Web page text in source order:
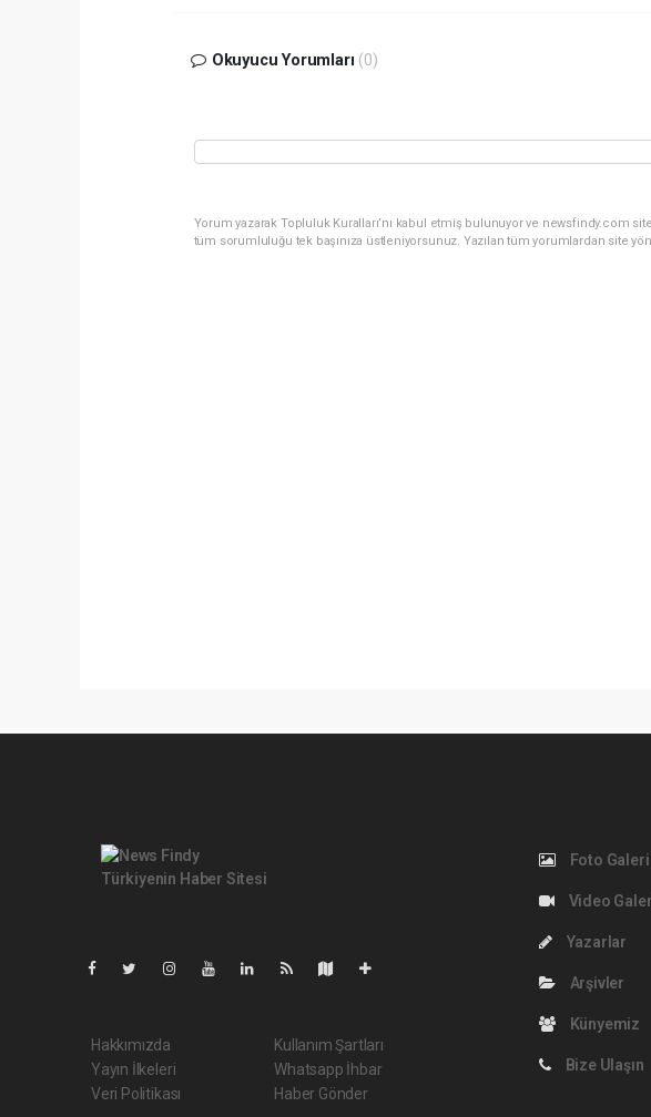
Okuyucu Yorumları (0)
Yorum yazarak Topluluk Kuralları’nı kabul etmiş bulunuyor ve newsfindy.com
tüm sorumluluğu tek başınıza üstleniyorsunuz. Yazılan tüm yorumlardan site
Hakkımızda
Yayın İlkeleri
Veri Politikası
Kullanım Şartları
Whatsapp İhbar
Haber Gönder
Foto Galeri
Video
Yazarlar
Arşivler
Künyemiz
Bize Ulaşın